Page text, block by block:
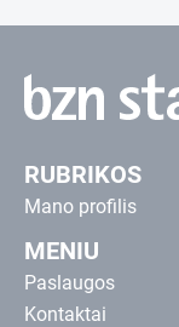
RUBRIKOS
Mano profilis
MENIU
Paslaugos
Kontaktai